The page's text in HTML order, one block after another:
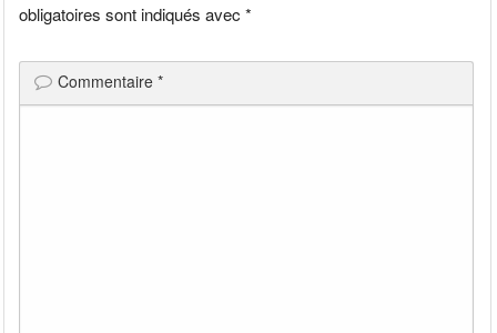
obligatoires sont indiqués avec*
Commentaire*